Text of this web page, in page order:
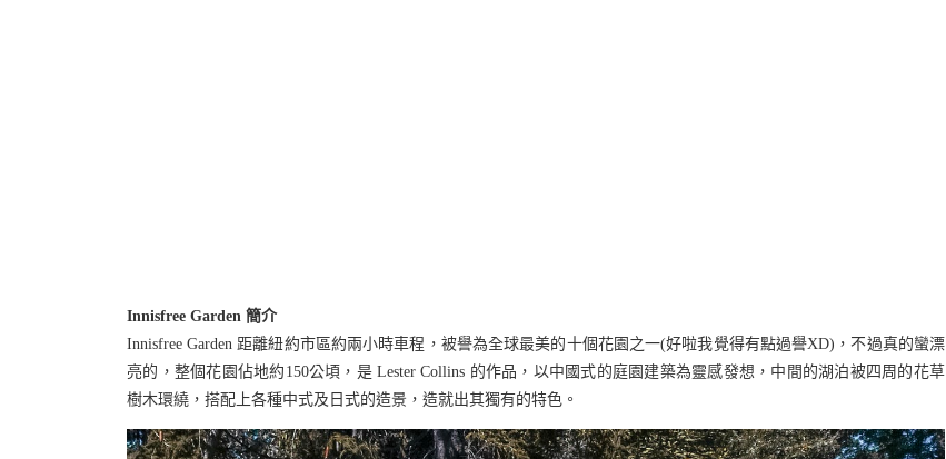
Innisfree Garden 簡介
Innisfree Garden 距離紐約市區約兩小時車程，被譽為全球最美的十個花園之一(好啦我覺得有點過譽XD)，不過真的蠻漂
亮的，整個花園佔地約150公頃，是 Lester Collins 的作品，以中國式的庭園建築為靈感發想，中間的湖泊被四周的花草
樹木環繞，搭配上各種中式及日式的造景，造就出其獨有的特色。